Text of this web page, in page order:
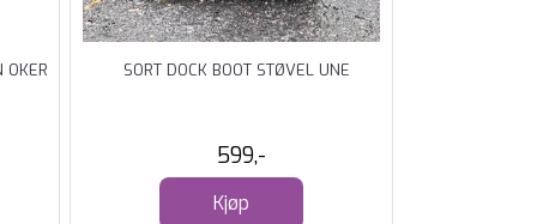
OKER SORT DOCK BOOT STØVEL UNE
599,-
Kjøp